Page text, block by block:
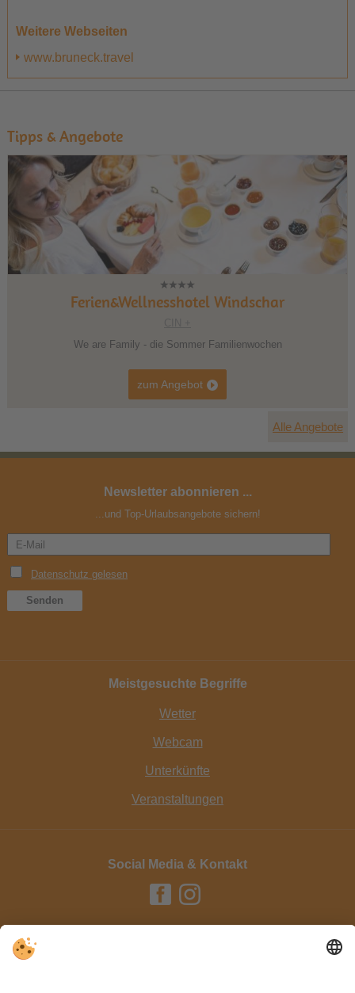
Weitere Webseiten
www.bruneck.travel
Tipps & Angebote
Ferien&Wellnesshotel Windschar
We are Family - die Sommer Familienwochen
zum Angebot
2
Alle Angebote
Newsletter abonnieren ...
...und Top-Urlaubsangebote sichern!
Meistgesuchte Begriffe
Wetter
Webcam
Unterkünfte
Veranstaltungen
Social Media & Kontakt